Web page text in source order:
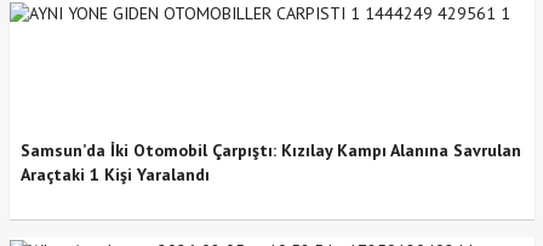
Samsun’da İki Otomobil Çarpıştı: Kızılay Kampı Alanına Savrulan
Araçtaki 1 Kişi Yaralandı